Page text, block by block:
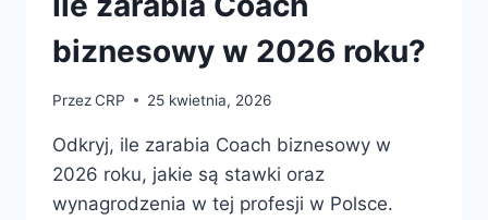
biznesowy w 2026 roku?
PrzezCRP 25 kwietnia, 2026
Odkryj, ile zarabia Coach biznesowy w
2026 roku, jakie są stawki oraz
wynagrodzenia w tej profesji w Polsce.